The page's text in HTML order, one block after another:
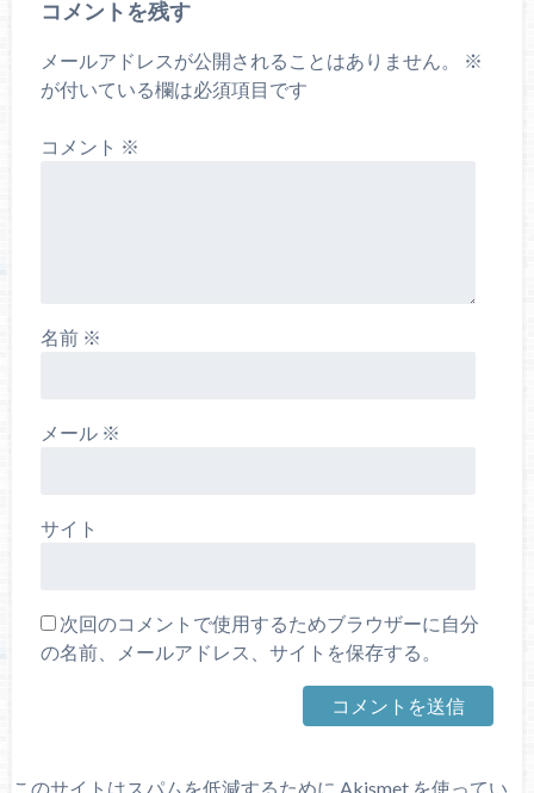
コメントを残す
メールアドレスが公開されることはありません。
※
が付いている欄は必須項目です
コメント ※
名前 ※
メール ※
サイト
次回のコメントで使用するためブラウザーに自分
の名前、メールアドレス、サイトを保存する。
このサイトはスパムを低減するために Akismet を使ってい